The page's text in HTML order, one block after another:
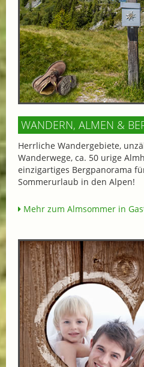
WANDERN, ALMEN &
Herrliche Wandergebiete,
Wanderwege, ca. 50 urige
einzigartiges Bergpanorama
Sommerurlaub in den Alpen!
Mehr zum Almsommer in